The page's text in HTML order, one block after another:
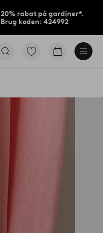
20% rabat på gardiner*.
Brug koden: 424992
Gå
Gå